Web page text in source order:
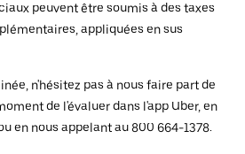
peuvent être soumis à des taxes
appliquées en sus
n'hésitez pas à nous faire part de
de l'évaluer dans l'app Uber, en
en nous appelant au 800 664-1378.